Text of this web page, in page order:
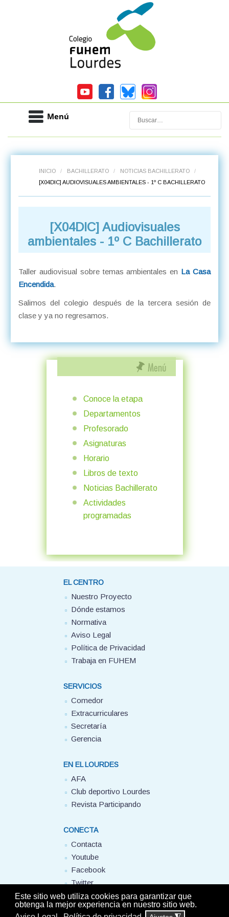
Este sitio web utiliza cookies para garantizar que
obtenga la mejor experiencia en nuestro sitio web.
Menú Buscar
INICIO / BACHILLERATO / NOTICIAS BACHILLERATO
/
[X04DIC] AUDIOVISUALES AMBIENTALES - 1º C BACHILLERATO
[X04DIC] Audiovisuales
ambientales - 1º C Bachillerato
Taller audiovisual sobre temas ambientales en La Casa
Encendida.
Salimos del colegio después de la tercera sesión de
clase y ya no regresamos.
Conoce la etapa
Departamentos
Profesorado
Asignaturas
Horario
Libros de texto
Noticias Bachillerato
Actividades
programadas
EL CENTRO
Nuestro Proyecto
Dónde estamos
Normativa
Aviso Legal
Política de Privacidad
Trabaja en FUHEM
SERVICIOS
Comedor
Extracurriculares
Secretaría
Gerencia
EN EL LOURDES
AFA
Club deportivo Lourdes
Revista Participando
CONECTA
Contacta
Youtube
Facebook
Twitter
FUHEM